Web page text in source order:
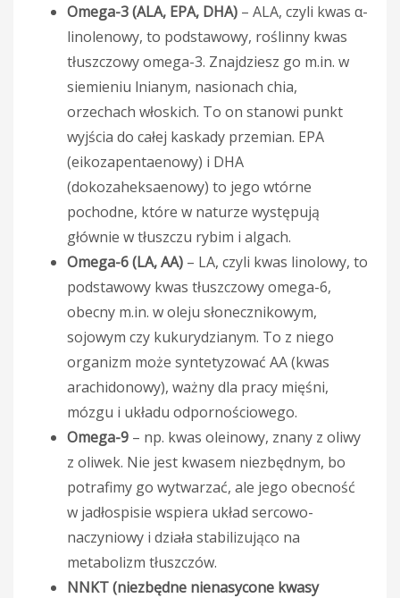
Omega-3 (ALA, EPA, DHA) – ALA, czyli kwas α-
linolenowy, to podstawowy, roślinny kwas
tłuszczowy omega-3. Znajdziesz go m.in. w
siemieniu lnianym, nasionach chia,
orzechach włoskich. To on stanowi punkt
wyjścia do całej kaskady przemian. EPA
(eikozapentaenowy) i DHA
(dokozaheksaenowy) to jego wtórne
pochodne, które w naturze występują
głównie w tłuszczu rybim i algach.
Omega-6 (LA, AA) – LA, czyli kwas linolowy, to
podstawowy kwas tłuszczowy omega-6,
obecny m.in. w oleju słonecznikowym,
sojowym czy kukurydzianym. To z niego
organizm może syntetyzować AA (kwas
arachidonowy), ważny dla pracy mięśni,
mózgu i układu odpornościowego.
Omega-9 – np. kwas oleinowy, znany z oliwy
z oliwek. Nie jest kwasem niezbędnym, bo
potrafimy go wytwarzać, ale jego obecność
w jadłospisie wspiera układ sercowo-
naczyniowy i działa stabilizująco na
metabolizm tłuszczów.
NNKT (niezbędne nienasycone kwasy